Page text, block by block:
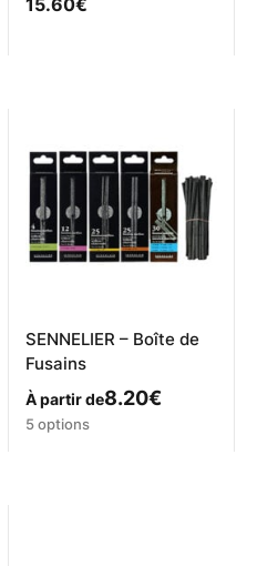
15.60€
SENNELIER – Boîte de
Fusains
À partir de8.20€
Ce
5 options